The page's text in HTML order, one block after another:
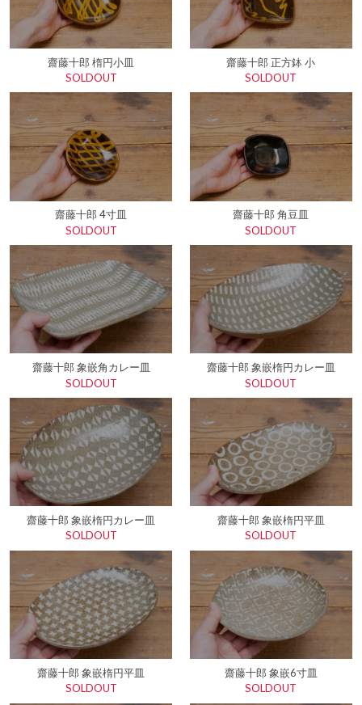
齋藤十郎 楕円小皿
SOLDOUT
齋藤十郎 正方鉢 小
SOLDOUT
齋藤十郎 4寸皿
SOLDOUT
齋藤十郎 角豆皿
SOLDOUT
齋藤十郎 象嵌角カレー皿
SOLDOUT
齋藤十郎 象嵌楕円カレー皿
SOLDOUT
齋藤十郎 象嵌楕円カレー皿
SOLDOUT
齋藤十郎 象嵌楕円平皿
SOLDOUT
齋藤十郎 象嵌楕円平皿
SOLDOUT
齋藤十郎 象嵌6寸皿
SOLDOUT